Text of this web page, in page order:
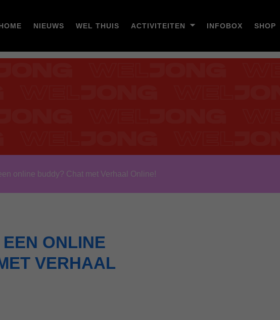
NIEUWS WEL THUIS ACTIVITEITEN INFOBOX SHOP
online buddy? Chat met Verhaal Online!
ONLINE
VERHAAL